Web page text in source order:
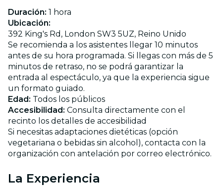
Duración: 1 hora
Ubicación:
392 King's Rd, London SW3 5UZ, Reino Unido
Se recomienda a los asistentes llegar 10 minutos
antes de su hora programada. Si llegas con más de 5
minutos de retraso, no se podrá garantizar la
entrada al espectáculo, ya que la experiencia sigue
un formato guiado.
Edad: Todos los públicos
Accesibilidad: Consulta directamente con el
recinto los detalles de accesibilidad
Si necesitas adaptaciones dietéticas (opción
vegetariana o bebidas sin alcohol), contacta con la
organización con antelación por correo electrónico.
La Experiencia